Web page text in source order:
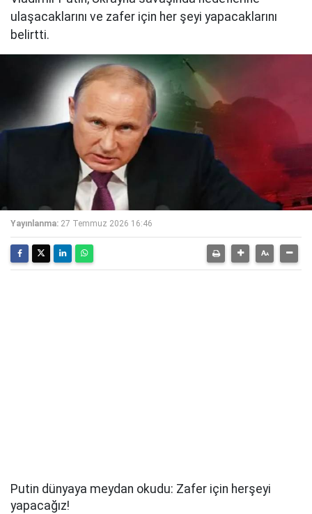
ulaşacaklarını ve zafer için her şeyi yapacaklarını
belirtti.
Yayınlanma: 27 Temmuz 2026 16:46
Putin dünyaya meydan okudu: Zafer için herşeyi
yapacağız!